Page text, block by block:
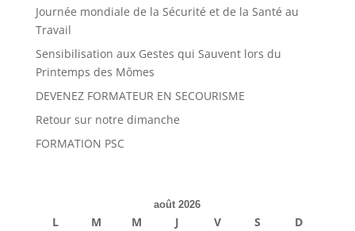
Journée mondiale de la Sécurité et de la Santé au
Travail
Sensibilisation aux Gestes qui Sauvent lors du
Printemps des Mômes
DEVENEZ FORMATEUR EN SECOURISME
Retour sur notre dimanche
FORMATION PSC
août 2026
L M M J V S D